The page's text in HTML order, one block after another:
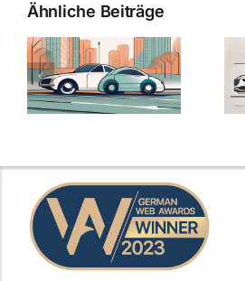
Ähnliche Beiträge